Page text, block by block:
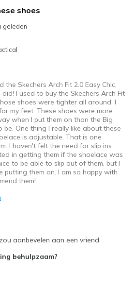
shoes
geleden
the Skechers Arch Fit 2.0 Easy Chic,
I used to buy the Skechers Arch Fit
shoes were tighter all around. I
my feet. These shoes were more
when I put them on than the Big
be. One thing I really like about these
is adjustable. That is one
I haven't felt the need for slip ins
in getting them if the shoelace was
to be able to slip out of them, but I
putting them on. I am so happy with
them!
aanbevelen aan een vriend
behulpzaam?